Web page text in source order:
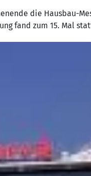
die Hausbau-
fand zum 15. Mal